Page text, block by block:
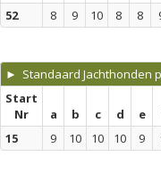
52
8 9 10 8 8
► Standaard Jachthonden
Start
Nr
a b c d e
15
9 10 10 10 9